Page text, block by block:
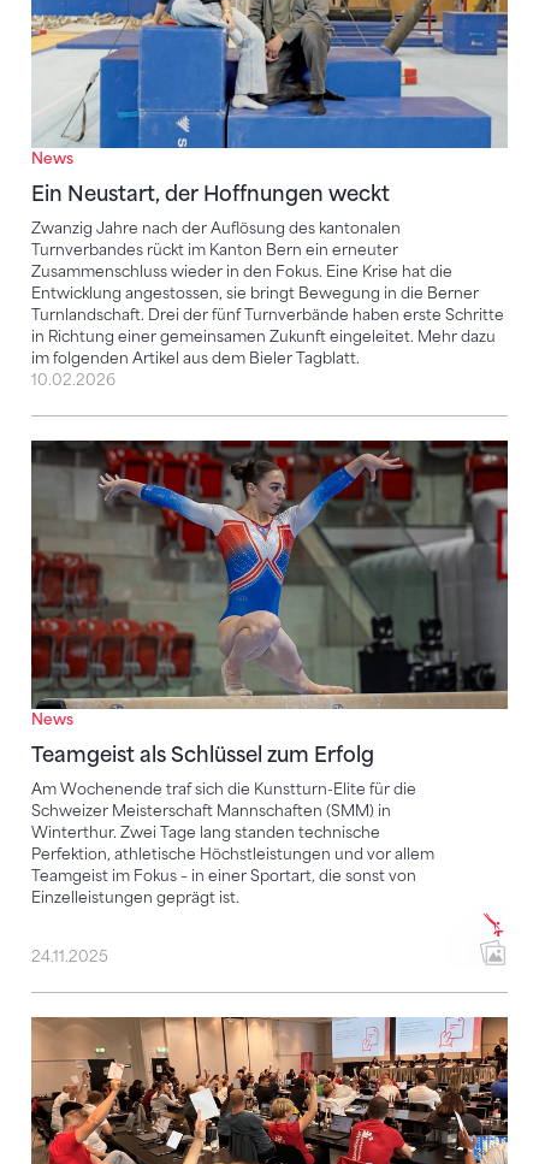
News
Ein Neustart, der Hoffnungen weckt
Zwanzig Jahre nach der Auflösung des kantonalen
Turnverbandes rückt im Kanton Bern ein erneuter
Zusammenschluss wieder in den Fokus. Eine Krise hat die
Entwicklung angestossen, sie bringt Bewegung in die Berner
Turnlandschaft. Drei der fünf Turnverbände haben erste Schritte
in Richtung einer gemeinsamen Zukunft eingeleitet. Mehr dazu
im folgenden Artikel aus dem Bieler Tagblatt.
10.02.2026
News
Teamgeist als Schlüssel zum Erfolg
Am Wochenende traf sich die Kunstturn-Elite für die
Schweizer Meisterschaft Mannschaften (SMM) in
Winterthur. Zwei Tage lang standen technische
Perfektion, athletische Höchstleistungen und vor allem
Teamgeist im Fokus – in einer Sportart, die sonst von
Einzelleistungen geprägt ist.
Teamgeist als Schlüssel zum Erfolg
24.11.2025
Weichenstellungen für die Zukunft des Turnsports